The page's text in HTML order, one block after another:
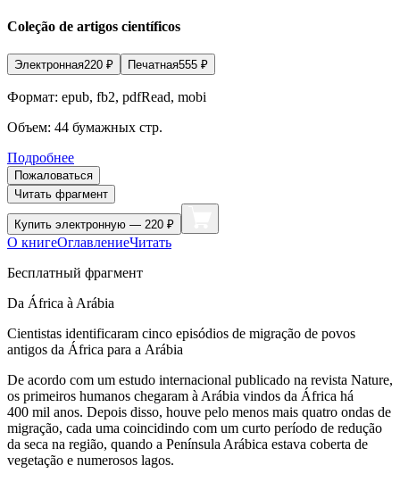
Coleção de artigos científicos
Электронная220 ₽ Печатная555 ₽
Формат: epub, fb2, pdfRead, mobi
Объем: 44 бумажных стр.
Подробнее
Пожаловаться
Читать фрагмент
Купить электронную — 220 ₽
О книгеОглавлениеЧитать
Бесплатный фрагмент
Da África à Arábia
Cientistas identificaram cinco episódios de migração de povos
antigos da África para a Arábia
De acordo com um estudo internacional publicado na revista Nature,
os primeiros humanos chegaram à Arábia vindos da África há
400 mil anos. Depois disso, houve pelo menos mais quatro ondas de
migração, cada uma coincidindo com um curto período de redução
da seca na região, quando a Península Arábica estava coberta de
vegetação e numerosos lagos.